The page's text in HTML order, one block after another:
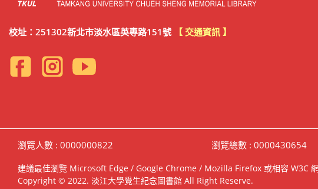
校址：251302新北市淡水區英專路151號 【 交通資訊 】
瀏覽人數 : 0000000822 瀏覽總數 : 0000430654
建議最佳瀏覽 Microsoft Edge / Google Chrome / Mozilla Firefox 或相容 W3C
Copyright © 2022. 淡江大學覺生紀念圖書館 All Right Reserve.